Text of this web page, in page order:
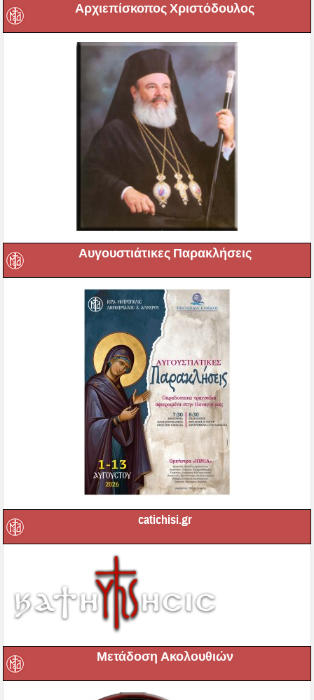
Αρχιεπίσκοπος Χριστόδουλος
Αυγουστιάτικες Παρακλήσεις
catichisi.gr
Μετάδοση Ακολουθιών